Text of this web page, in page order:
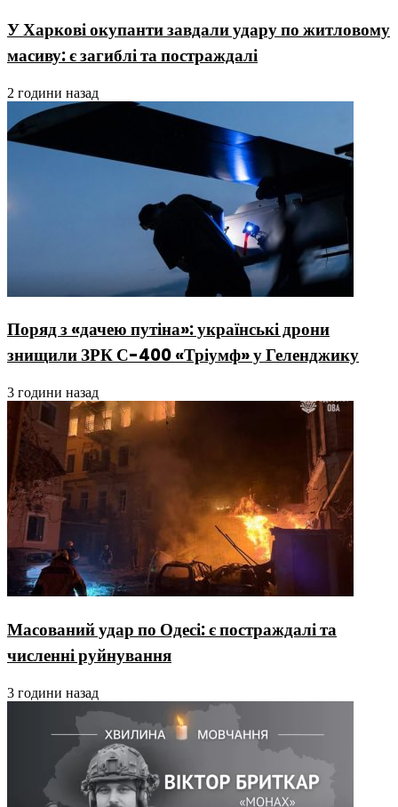
У Харкові окупанти завдали удару по житловому
масиву: є загиблі та постраждалі
2 години назад
Поряд з «дачею путіна»: українські дрони
знищили ЗРК С-400 «Тріумф» у Геленджику
3 години назад
Масований удар по Одесі: є постраждалі та
численні руйнування
3 години назад